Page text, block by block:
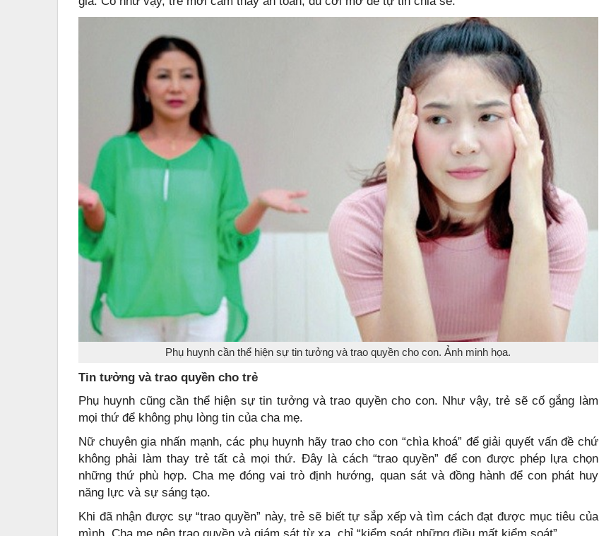
Phụ huynh cần thể hiện sự tin tưởng và trao quyền cho con. Ảnh minh họa.
Tin tưởng và trao quyền cho trẻ
Phụ huynh cũng cần thể hiện sự tin tưởng và trao quyền cho con. Như vậy, trẻ sẽ cố gắng làm
mọi thứ để không phụ lòng tin của cha mẹ.
Nữ chuyên gia nhấn mạnh, các phụ huynh hãy trao cho con “chìa khoá” để giải quyết vấn đề chứ
không phải làm thay trẻ tất cả mọi thứ. Đây là cách “trao quyền” để con được phép lựa chọn
những thứ phù hợp. Cha mẹ đóng vai trò định hướng, quan sát và đồng hành để con phát huy
năng lực và sự sáng tạo.
Khi đã nhận được sự “trao quyền” này, trẻ sẽ biết tự sắp xếp và tìm cách đạt được mục tiêu của